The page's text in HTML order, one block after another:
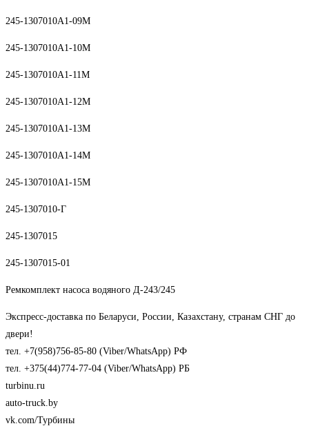
245-1307010А1-09М
245-1307010А1-10М
245-1307010А1-11М
245-1307010А1-12М
245-1307010А1-13М
245-1307010А1-14М
245-1307010А1-15М
245-1307010-Г
245-1307015
245-1307015-01
Ремкомплект насоса водяного Д-243/245
Экспресс-доставка по Беларуси, России, Казахстану, странам СНГ до
двери!
тел. +7(958)756-85-80 (Viber/WhatsApp) РФ
тел. +375(44)774-77-04 (Viber/WhatsApp) РБ
turbinu.ru
auto-truck.by
vk.com/Турбины